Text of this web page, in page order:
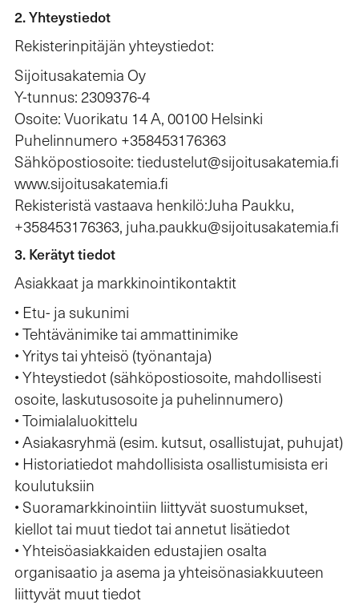
2. Yhteystiedot
Rekisterinpitäjän yhteystiedot:
Sijoitusakatemia Oy
Y-tunnus: 2309376-4
Osoite: Vuorikatu 14 A, 00100 Helsinki
Puhelinnumero +358453176363
Sähköpostiosoite: tiedustelut@sijoitusakatemia.fi
www.sijoitusakatemia.fi
Rekisteristä vastaava henkilö:Juha Paukku,
+358453176363, juha.paukku@sijoitusakatemia.fi
3. Kerätyt tiedot
Asiakkaat ja markkinointikontaktit
• Etu- ja sukunimi
• Tehtävänimike tai ammattinimike
• Yritys tai yhteisö (työnantaja)
• Yhteystiedot (sähköpostiosoite, mahdollisesti
osoite, laskutusosoite ja puhelinnumero)
• Toimialaluokittelu
• Asiakasryhmä (esim. kutsut, osallistujat, puhujat)
• Historiatiedot mahdollisista osallistumisista eri
koulutuksiin
• Suoramarkkinointiin liittyvät suostumukset,
kiellot tai muut tiedot tai annetut lisätiedot
• Yhteisöasiakkaiden edustajien osalta
organisaatio ja asema ja yhteisönasiakkuuteen
liittyvät muut tiedot